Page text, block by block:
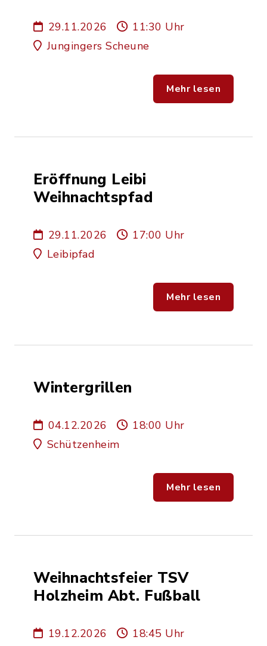
29.11.2026
11:30 Uhr
Jungingers Scheune
Mehr lesen
Eröffnung Leibi
Weihnachtspfad
29.11.2026
17:00 Uhr
Leibipfad
Mehr lesen
Wintergrillen
04.12.2026
18:00 Uhr
Schützenheim
Mehr lesen
Weihnachtsfeier TSV
Holzheim Abt. Fußball
19.12.2026
18:45 Uhr